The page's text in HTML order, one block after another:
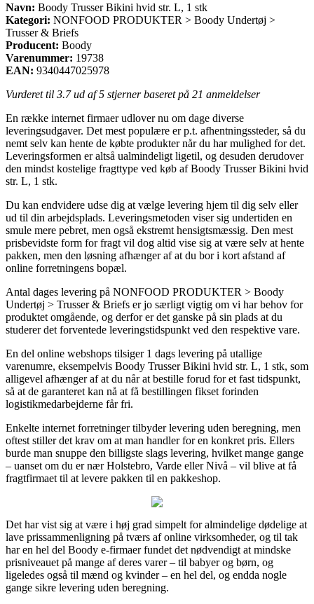
Navn: Boody Trusser Bikini hvid str. L, 1 stk
Kategori: NONFOOD PRODUKTER > Boody Undertøj >
Trusser & Briefs
Producent: Boody
Varenummer: 19738
EAN: 9340447025978
Vurderet til 3.7ud af 5 stjerner baseret på 21 anmeldelser
En række internet firmaer udlover nu om dage diverse
leveringsudgaver. Det mest populære er p.t. afhentningssteder, så du
nemt selv kan hente de købte produkter når du har mulighed for det.
Leveringsformen er altså ualmindeligt ligetil, og desuden derudover
den mindst kostelige fragttype ved køb af Boody Trusser Bikini hvid
str. L, 1 stk.
Du kan endvidere udse dig at vælge levering hjem til dig selv eller
ud til din arbejdsplads. Leveringsmetoden viser sig undertiden en
smule mere pebret, men også ekstremt hensigtsmæssig. Den mest
prisbevidste form for fragt vil dog altid vise sig at være selv at hente
pakken, men den løsning afhænger af at du bor i kort afstand af
online forretningens bopæl.
Antal dages levering på NONFOOD PRODUKTER > Boody
Undertøj > Trusser & Briefs er jo særligt vigtig om vi har behov for
produktet omgående, og derfor er det ganske på sin plads at du
studerer det forventede leveringstidspunkt ved den respektive vare.
En del online webshops tilsiger 1 dags levering på utallige
varenumre, eksempelvis Boody Trusser Bikini hvid str. L, 1 stk, som
alligevel afhænger af at du når at bestille forud for et fast tidspunkt,
så at de garanteret kan nå at få bestillingen fikset forinden
logistikmedarbejderne får fri.
Enkelte internet forretninger tilbyder levering uden beregning, men
oftest stiller det krav om at man handler for en konkret pris. Ellers
burde man snuppe den billigste slags levering, hvilket mange gange
– uanset om du er nær Holstebro, Varde eller Nivå – vil blive at få
fragtfirmaet til at levere pakken til en pakkeshop.
Det har vist sig at være i høj grad simpelt for almindelige dødelige at
lave prissammenligning på tværs af online virksomheder, og til tak
har en hel del Boody e-firmaer fundet det nødvendigt at mindske
prisniveauet på mange af deres varer – til babyer og børn, og
ligeledes også til mænd og kvinder – en hel del, og endda nogle
gange sikre levering uden beregning.